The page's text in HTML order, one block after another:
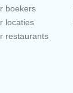
boekers
locaties
restaurants